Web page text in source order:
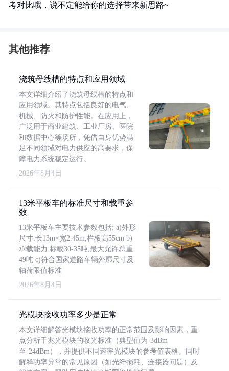
考对比哦，说不定能给你的选择带来新思路~
其他推荐
浇筑母线槽的特点和应用领域
本文详细介绍了浇筑母线槽的特点和
应用领域。其特点包括良好的电气、
机械、防火和防护性能。在应用上，
广泛用于商业建筑、工业厂房、医院
和数据中心等场所，凭借自身优势满
足不同领域对电力供应的高要求，保
障电力系统稳定运行。
2026年8月4日
13米平板车的标准尺寸和载重参
数
13米平板车主要技术参数包括: a)外形
尺寸:长13m×宽2.45m,栏板高55cm b)
承载能力:标载30-35吨,最大允许总重
49吨 c)符合国家道路车辆外廓尺寸及
轴荷限值标准
2026年8月4日
光模块接收功率多少是正常
本文详细解答光模块接收功率的正常范围及影响因素，重
点分析千兆光模块的收光标准（典型值为-3dBm
至-24dBm），并提供不同速率光模块的参考值表格。同时
解释功率异常的常见原因（如光纤损耗、连接器问题）及